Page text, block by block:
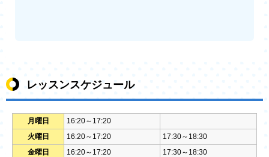
レッスンスケジュール
月曜日
16:20～17:20
火曜日
16:20～17:20
17:30～18:30
金曜日
16:20～17:20 17:30～18:30